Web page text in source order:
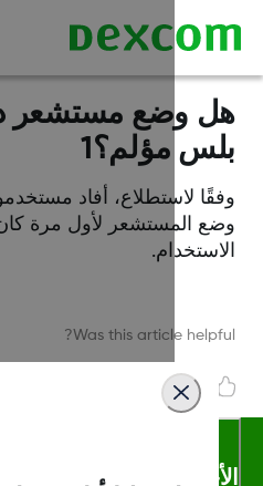
وضع مستشعر
مؤلم؟1
لاستطلاع، أفاد مستخدمو
المستشعر لأول مرة كان
Was this article
والشروط